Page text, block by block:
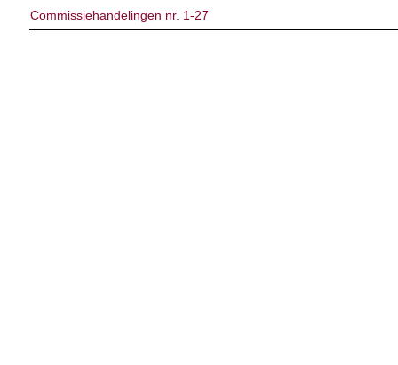
Commissiehandelingen nr. 1-27